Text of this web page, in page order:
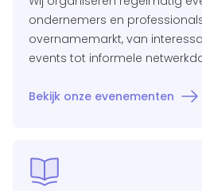
ondernemers en
overnamemarkt, van
events tot informele
Bekijk onze evenementen